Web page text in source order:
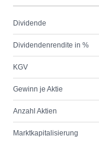
Dividende
Dividendenrendite in %
KGV
Gewinn je Aktie
Anzahl Aktien
Marktkapitalisierung